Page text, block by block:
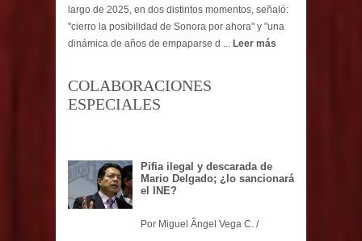
largo de 2025, en dos distintos momentos, señaló:
"cierro la posibilidad de Sonora por ahora" y "una
dinámica de años de empaparse d ... Leer más
COLABORACIONES
ESPECIALES
Pifia ilegal y descarada de
Mario Delgado; ¿lo sancionará
el INE?
Por Miguel Ãngel Vega C. /